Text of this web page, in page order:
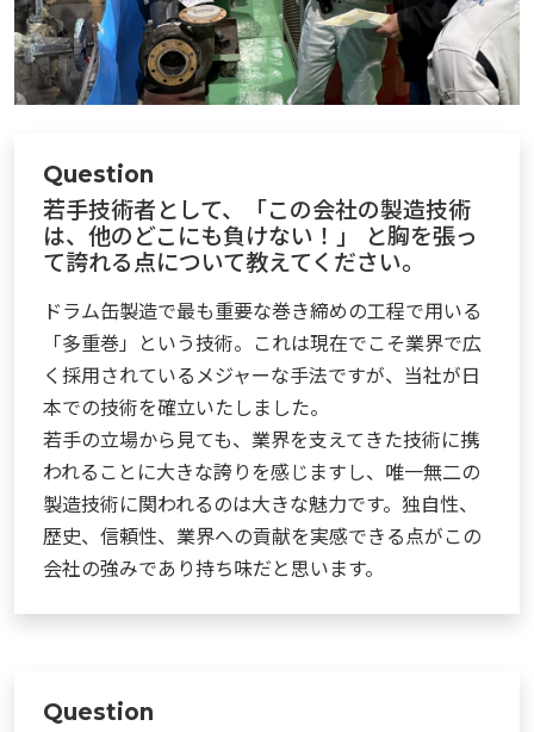
Question
若手技術者として、「この会社の製造技術
は、他のどこにも負けない！」
と胸を張っ
て誇れる点について教えてください。
ドラム缶製造で最も重要な巻き締めの工程で用いる
「多重巻」という技術。これは現在でこそ業界で広
く採用されているメジャーな手法ですが、 当社が日
本での技術を確立いたしました。
若手の立場から見ても、業界を支えてきた技術に携
われることに大きな誇りを感じますし、唯一無二の
製造技術に関われるのは大きな魅力です。独自性、
歴史、信頼性、業界への貢献を実感できる点がこの
会社の強みであり持ち味だと思います。
Question